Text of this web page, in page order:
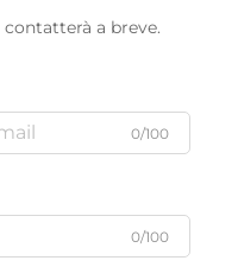
a breve.
0/100
0/100